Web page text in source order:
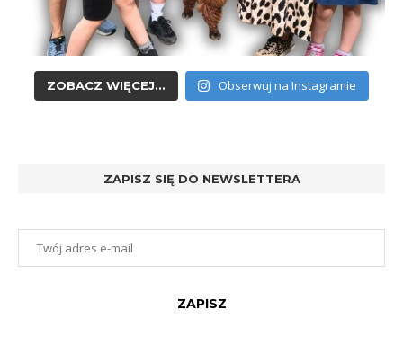
ZOBACZ WIĘCEJ... Obserwuj na Instagramie
ZAPISZ SIĘ DO NEWSLETTERA